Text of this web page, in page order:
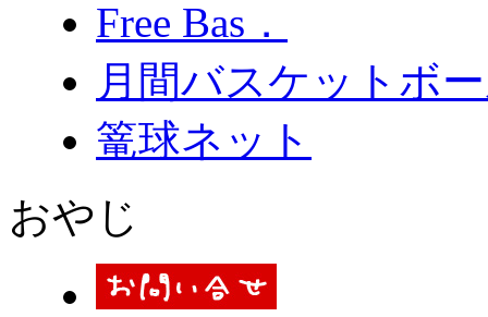
Free Bas．
月間バスケットボ
篭球ネット
おやじ